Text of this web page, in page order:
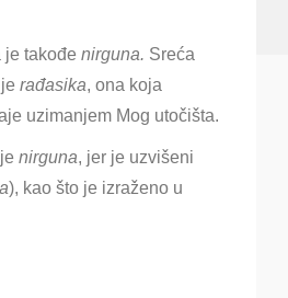
je takođe nirguna. Sreća
rađasika, ona koja
uzimanjem Mog utočišta.
nirguna, jer je uzvišeni
), kao što je izraženo u